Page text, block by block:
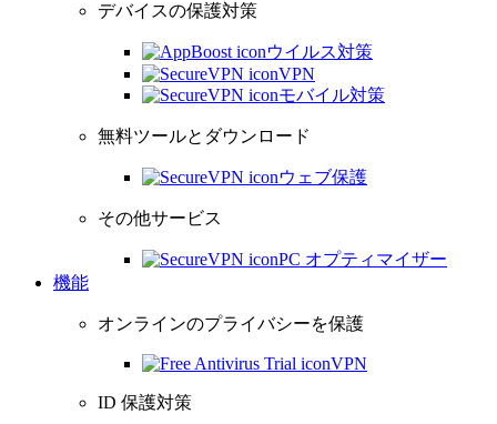
デバイスの保護対策
ウイルス対策
VPN
モバイル対策
無料ツールとダウンロード
ウェブ保護
その他サービス
PC オプティマイザー
機能
オンラインのプライバシーを保護
VPN
ID 保護対策